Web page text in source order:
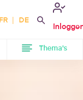
FR DE
Thema's